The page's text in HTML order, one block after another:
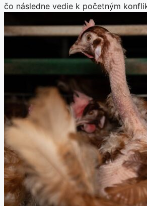
čo následne vedie k početným